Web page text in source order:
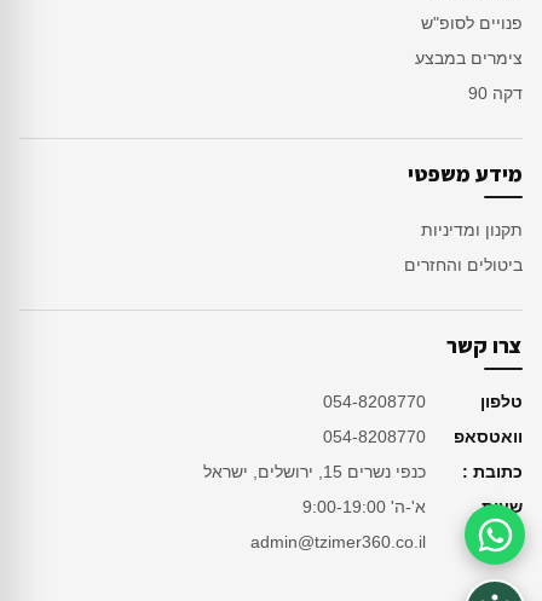
פנויים לסופ"ש
צימרים במבצע
דקה 90
מידע משפטי
תקנון ומדיניות
ביטולים והחזרים
צרו קשר
טלפון
054-8208770
וואטסאפ
054-8208770
כתובת :
כנפי נשרים 15, ירושלים, ישראל
שעות
א'-ה' 9:00-19:00
מייל
admin@tzimer360.co.ilסיוע בהזמנה